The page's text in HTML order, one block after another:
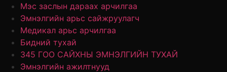
Мэс заслын дараах арчилгаа
Эмнэлгийн арьс сайжруулагч
Медикал арьс арчилгаа
Бидний тухай
345 ГОО САЙХНЫ ЭМНЭЛГИЙН ТУХАЙ
Эмнэлгийн ажилтнууд